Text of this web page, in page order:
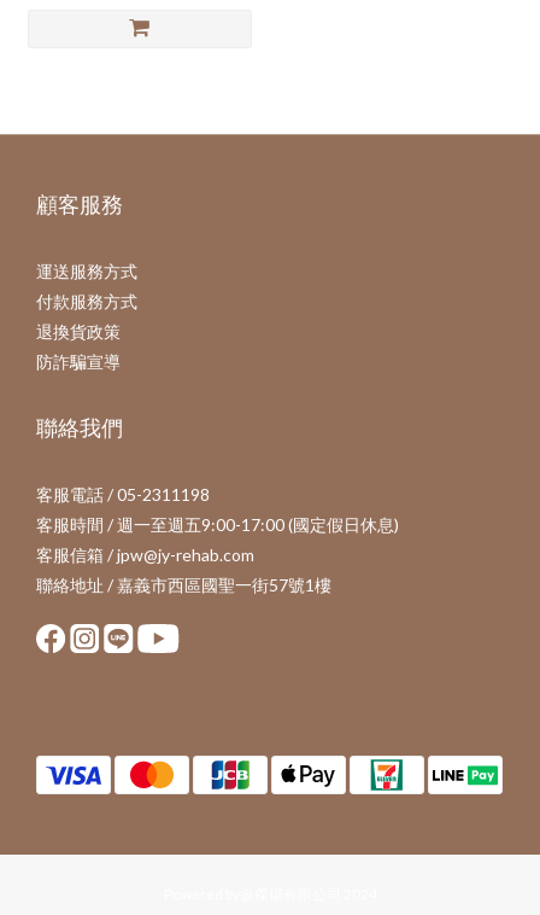
顧客服務
運送服務方式
付款服務方式
退換貨政策
防詐騙宣導
聯絡我們
客服電話 / 05-2311198
客服時間 / 週一至週五9:00-17:00 (國定假日休息)
客服信箱 / jpw@jy-rehab.com
聯絡地址 / 嘉義市西區國聖一街57號1樓